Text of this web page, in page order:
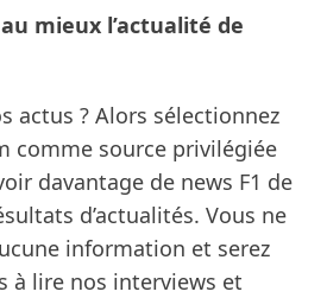
mieux l’actualité de
actus ? Alors sélectionnez
comme source privilégiée
davantage de news F1 de
d’actualités. Vous ne
information et serez
à lire nos interviews et